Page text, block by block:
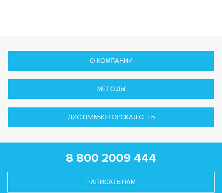
О КОМПАНИИ
МЕТОДЫ
ДИСТРИБЬЮТОРСКАЯ СЕТЬ
8 800 2009 444
НАПИСАТЬ НАМ